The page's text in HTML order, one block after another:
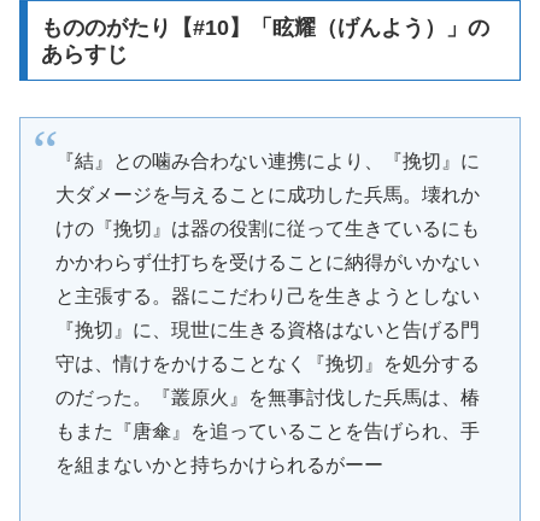
もののがたり【#10】「眩耀（げんよう）」の
あらすじ
『結』との噛み合わない連携により、『挽切』に
大ダメージを与えることに成功した兵馬。壊れか
けの『挽切』は器の役割に従って生きているにも
かかわらず仕打ちを受けることに納得がいかない
と主張する。器にこだわり己を生きようとしない
『挽切』に、現世に生きる資格はないと告げる門
守は、情けをかけることなく『挽切』を処分する
のだった。『叢原火』を無事討伐した兵馬は、椿
もまた『唐傘』を追っていることを告げられ、手
を組まないかと持ちかけられるがーー